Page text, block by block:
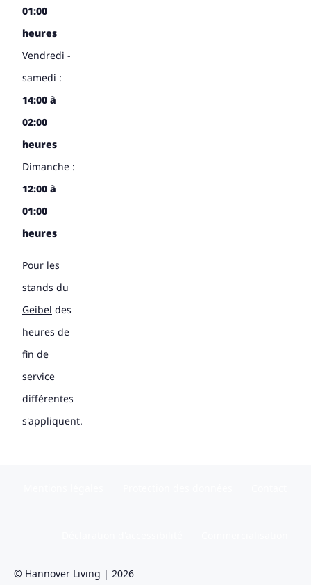
01:00
heures
Vendredi -
samedi :
14:00 à
02:00
heures
Dimanche :
12:00 à
01:00
heures
Pour les
stands du
Geibel des
heures de
fin de
service
différentes
s'appliquent.
© Hannover Living | 2026